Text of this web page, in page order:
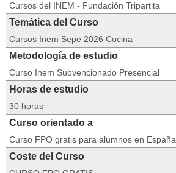
Cursos del INEM - Fundación Tripartita
Temática del Curso
Cursos Inem Sepe 2026 Cocina
Metodología de estudio
Curso Inem Subvencionado Presencial
Horas de estudio
30 horas
Curso orientado a
Curso FPO gratis para alumnos en España
Coste del Curso